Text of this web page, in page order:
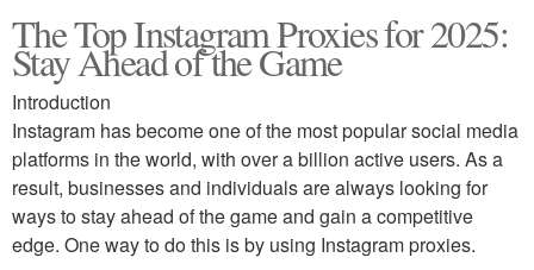
The Top Instagram Proxies for 2025:
Stay Ahead of the Game
Introduction
Instagram has become one of the most popular social media
platforms in the world, with over a billion active users. As a
result, businesses and individuals are always looking for
ways to stay ahead of the game and gain a competitive
edge. One way to do this is by using Instagram proxies.